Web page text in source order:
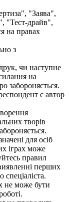
"Заява",
"Тест-драйв",
на правах
з
чи наступне
на
забороняється.
є автор
творів
для осіб
іграх може
правил
перших
спеціаліста.
не може бути